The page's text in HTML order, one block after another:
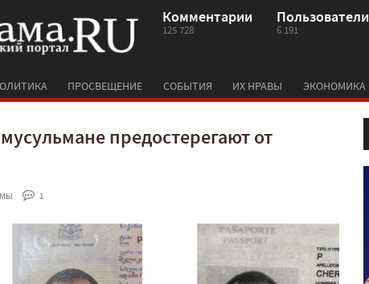
Комментарии
125 728
Пользователи
6 191
ПРОСВЕЩЕНИЕ СОБЫТИЯ ИХ НРАВЫ ЭКОНОМИКА
предостерегают от
1